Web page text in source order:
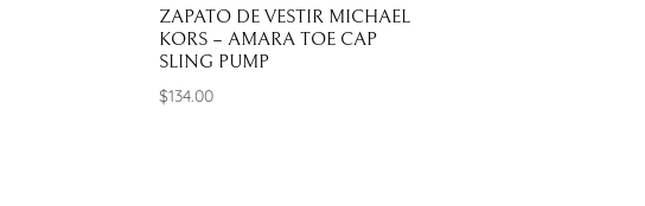
ZAPATO DE VESTIR MICHAEL
KORS – AMARA TOE CAP
SLING PUMP
$134.00